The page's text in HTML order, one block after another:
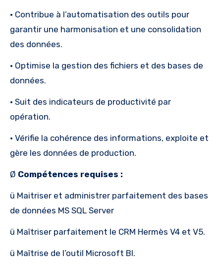
· Contribue à l’automatisation des outils pour
garantir une harmonisation et une consolidation
des données.
· Optimise la gestion des fichiers et des bases de
données.
· Suit des indicateurs de productivité par
opération.
· Vérifie la cohérence des informations, exploite et
gère les données de production.
Ø Compétences requises :
ü Maitriser et administrer parfaitement des bases
de données MS SQL Server
ü Maîtriser parfaitement le CRM Hermès V4 et V5.
ü Maîtrise de l’outil Microsoft BI.